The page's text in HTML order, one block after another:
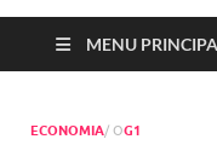
MENU
ECONOMIA/ OG1